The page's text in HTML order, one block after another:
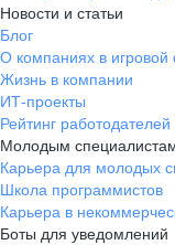
Новости и статьи
Блог
О компаниях в
Жизнь в компании
ИТ-проекты
Рейтинг
Молодым
Карьера для молодых
Школа программистов
Карьера в
Боты для уведомлений